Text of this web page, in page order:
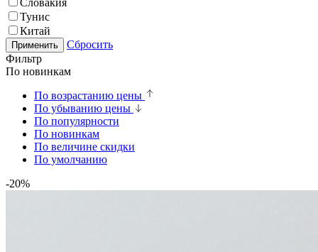
Тунис
Китай
Применить
Сбросить
Фильтр
По новинкам
По возрастанию цены
По убыванию цены
По популярности
По новинкам
По величине скидки
По умолчанию
-20%